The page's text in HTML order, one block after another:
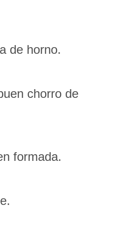
de horno.
chorro de
formada.